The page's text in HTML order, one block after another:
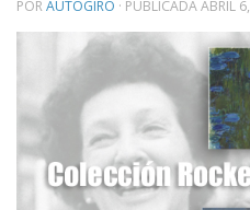
PORAUTOGIRO · PUBLICADAABRIL